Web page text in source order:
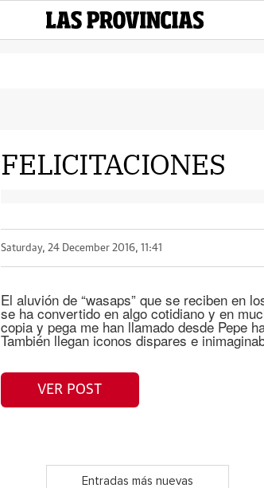
FELICITACIONES
Saturday, 24 December 2016, 11:41
El aluvión de “wasaps” que se reciben en
se ha convertido en algo cotidiano y en
copia y pega me han llamado desde Pepe
También llegan iconos dispares e
VER POST
Entradas más nuevas